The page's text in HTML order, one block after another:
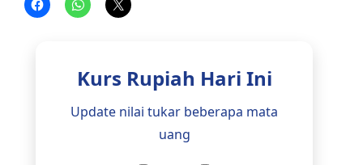
Kurs Rupiah Hari Ini
Update nilai tukar beberapa mata
uang